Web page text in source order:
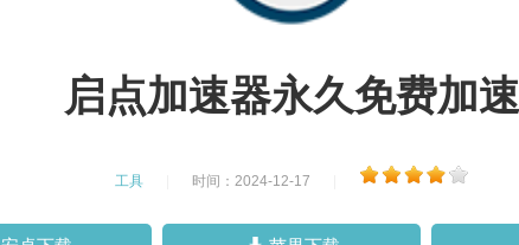
启点加速器永久免费加速
工具 时间：2024-12-17